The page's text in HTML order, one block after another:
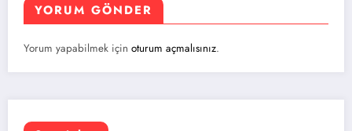
YORUM GÖNDER
Yorum yapabilmek için oturum açmalısınız.